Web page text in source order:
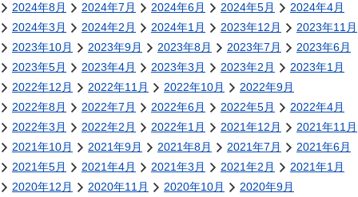
2024年8月
2024年7月 2024年6月 2024年5月
2024年4月
2024年3月
2024年2月 2024年1月 2023年12月
2023年11月
2023年10月
2023年9月 2023年8月 2023年7月
2023年6月
2023年5月
2023年4月 2023年3月 2023年2月
2023年1月
2022年12月
2022年11月 2022年10月
2022年9月
2022年8月
2022年7月 2022年6月 2022年5月
2022年4月
2022年3月
2022年2月 2022年1月 2021年12月
2021年11月
2021年10月
2021年9月 2021年8月 2021年7月
2021年6月
2021年5月
2021年4月 2021年3月 2021年2月
2021年1月
2020年12月
2020年11月 2020年10月
2020年9月